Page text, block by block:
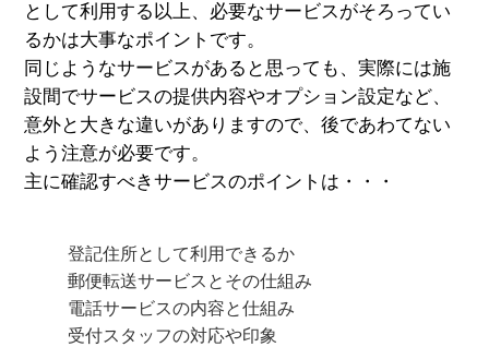
として利用する以上、必要なサービスがそろってい
るかは大事なポイントです。
同じようなサービスがあると思っても、実際には施
設間でサービスの提供内容やオプション設定など、
意外と大きな違いがありますので、後であわてない
よう注意が必要です。
主に確認すべきサービスのポイントは・・・
登記住所として利用できるか
郵便転送サービスとその仕組み
電話サービスの内容と仕組み
受付スタッフの対応や印象